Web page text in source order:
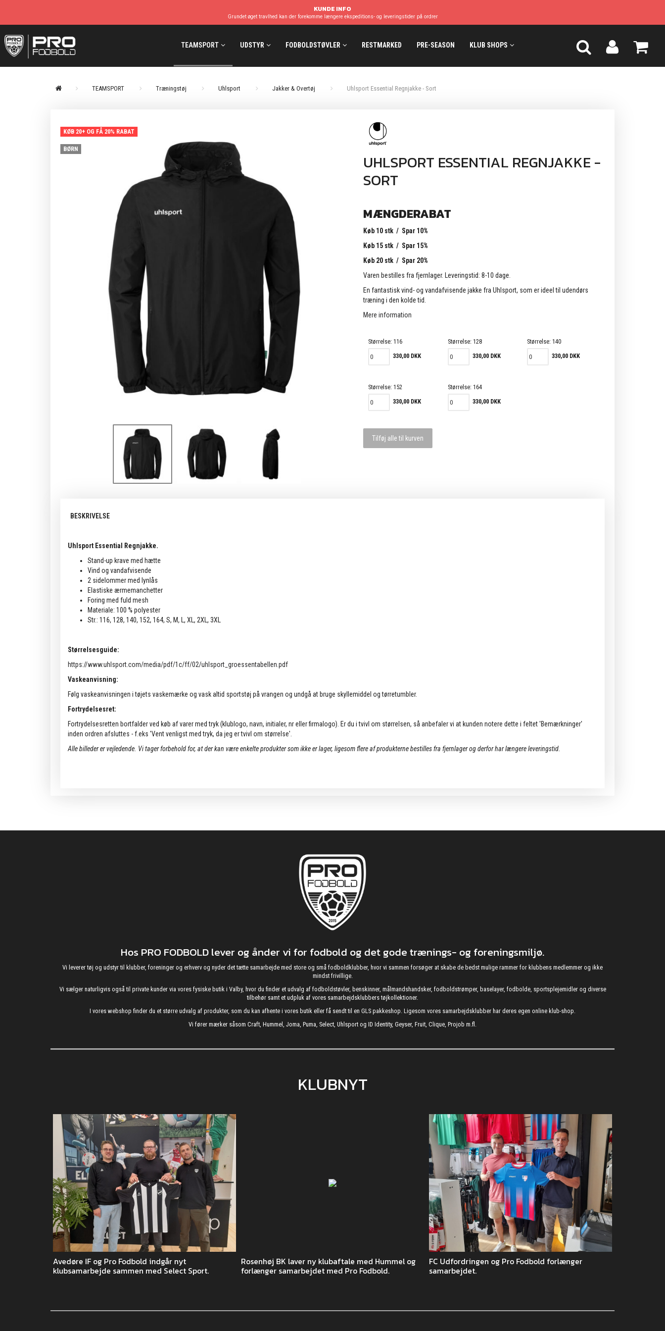
KUNDE INFO
Grundet øget travlhed kan der forekomme længere ekspeditions- og leveringstider på ordrer
TEAMSPORT UDSTYR FODBOLDSTØVLER RESTMARKED PRE-SEASON KLUB SHOPS
TEAMSPORT Træningstøj Uhlsport Jakker & Overtøj Uhlsport Essential Regnjakke - Sort
KØB 20+ OG FÅ 20% RABAT
BØRN
UHLSPORT ESSENTIAL REGNJAKKE -
SORT
MÆNGDERABAT
Køb 10 stk / Spar 10%
Køb 15 stk / Spar 15%
Køb 20 stk / Spar 20%
Varen bestilles fra fjernlager. Leveringstid: 8-10 dage.
En fantastisk vind- og vandafvisende jakke fra Uhlsport, som er ideel til udendørs
træning i den kolde tid.
Mere information
Størrelse:116
330,00 DKK
Størrelse: 128
330,00 DKK
Størrelse:140
330,00 DKK
Størrelse:152
330,00 DKK
Størrelse: 164
330,00 DKK
Tilføj alle til kurven
BESKRIVELSE
Uhlsport Essential Regnjakke.
Stand-up krave med hætte
Vind og vandafvisende
2 sidelommer med lynlås
Elastiske ærmemanchetter
Foring med fuld mesh
Materiale: 100 % polyester
Str.: 116, 128, 140, 152, 164, S, M, L, XL, 2XL, 3XL
Størrelsesguide:
https://www.uhlsport.com/media/pdf/1c/ff/02/uhlsport_groessentabellen.pdf
Vaskeanvisning:
Følg vaskeanvisningen i tøjets vaskemærke og vask altid sportstøj på vrangen og undgå at bruge skyllemiddel og tørretumbler.
Fortrydelsesret:
Fortrydelsesretten bortfalder ved køb af varer med tryk (klublogo, navn, initialer, nr eller firmalogo). Er du i tvivl om størrelsen, så anbefaler vi at kunden notere dette i feltet 'Bemærkninger'
inden ordren afsluttes - f.eks 'Vent venligst med tryk, da jeg er tvivl om størrelse'.
Alle billeder er vejledende. Vi tager forbehold for, at der kan være enkelte produkter som ikke er lager, ligesom flere af produkterne bestilles fra fjernlager og derfor har længere leveringstid.
Hos PRO FODBOLD lever og ånder vi for fodbold og det gode trænings- og foreningsmiljø.
Vi leverer tøj og udstyr til klubber, foreninger og erhverv og nyder det tætte samarbejde med store og små fodboldklubber, hvor vi sammen forsøger at skabe de bedst mulige rammer for klubbens medlemmer og ikke
mindst frivillige.
Vi sælger naturligvis også til private kunder via vores fysiske butik i Valby, hvor du finder et udvalg af fodboldstøvler, benskinner, målmandshandsker, fodboldstrømper, baselayer, fodbolde, sportsplejemidler og diverse
tilbehør samt et udpluk af vores samarbejdsklubbers tøjkollektioner.
I vores webshop finder du et større udvalg af produkter, som du kan afhente i vores butik eller få sendt til en GLS pakkeshop. Ligesom vores samarbejdsklubber har deres egen online klub-shop.
Vi fører mærker såsom Craft, Hummel, Joma, Puma, Select, Uhlsport og ID Identity, Geyser, Fruit, Clique, Projob m.fl.
KLUBNYT
Avedøre IF og Pro Fodbold indgår nyt
klubsamarbejde sammen med Select Sport.
Rosenhøj BK laver ny klubaftale med Hummel og
forlænger samarbejdet med Pro Fodbold.
FC Udfordringen og Pro Fodbold forlænger
samarbejdet.